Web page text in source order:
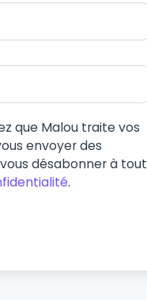
que Malou traite vos
envoyer des
désabonner à tout
.